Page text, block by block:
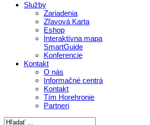
Služby
Zariadenia
Zľavová Karta
Eshop
Interaktívna mapa
SmartGuide
Konferencie
Kontakt
O nás
Informačné centrá
Kontakt
Tím Horehronie
Partneri